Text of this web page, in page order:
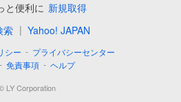
と便利に 新規取得
索 | Yahoo! JAPAN
シー - プライバシーセンター
- 免責事項 - ヘルプ
LY Corporation